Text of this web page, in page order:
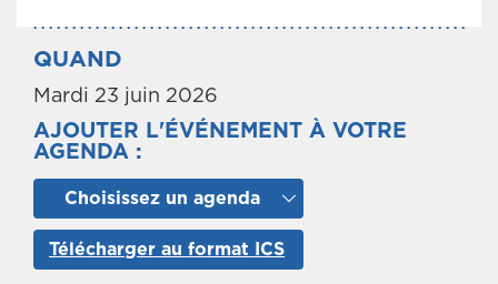
QUAND
Mardi 23 juin 2026
AJOUTER L'ÉVÉNEMENT À VOTRE
AGENDA :
Choisissez un agenda
Télécharger au format ICS